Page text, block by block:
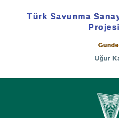
Türk Savunma
Uğur